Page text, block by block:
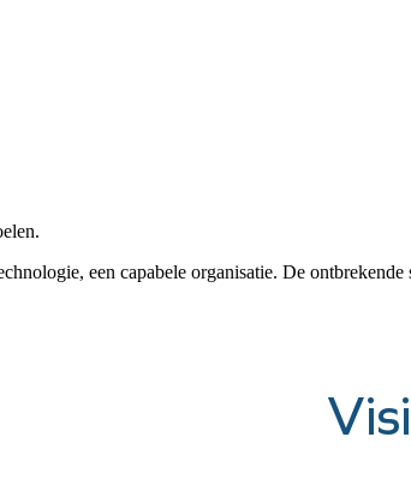
een capabele organisatie. De